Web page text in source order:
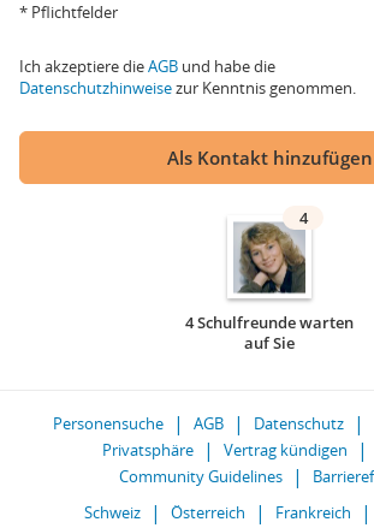
* Pflichtfelder
Ich akzeptiere dieAGB und habe die
Datenschutzhinweisezur Kenntnis genommen.
Als Kontakt hinzufügen
4
4 Schulfreunde warten
auf Sie
Personensuche AGB Datenschutz
Privatsphäre
Vertrag kündigen
Community Guidelines
Schweiz
Österreich Frankreich